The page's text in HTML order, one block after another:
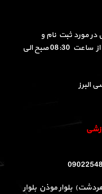
مورد ثبت نام و
سوالات آموزشی مرتبط با دوره ها از ساعت 08:30 صبح الی
البرز
بلوار موذن بلوار